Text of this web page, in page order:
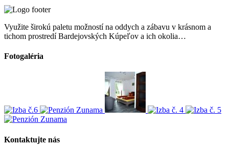
Využite širokú paletu možností na oddych a zábavu v krásnom a
tichom prostredí Bardejovských Kúpeľov a ich okolia…
Fotogaléria
Kontaktujte nás